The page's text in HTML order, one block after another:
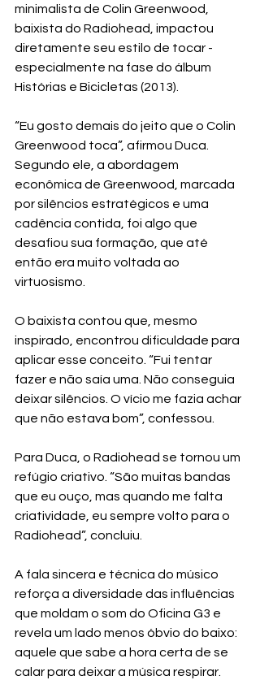
minimalista de Colin Greenwood,
baixista do Radiohead, impactou
diretamente seu estilo de tocar -
especialmente na fase do álbum
Histórias e Bicicletas (2013).
“Eu gosto demais do jeito que o Colin
Greenwood toca”, afirmou Duca.
Segundo ele, a abordagem
econômica de Greenwood, marcada
por silêncios estratégicos e uma
cadência contida, foi algo que
desafiou sua formação, que até
então era muito voltada ao
virtuosismo.
O baixista contou que, mesmo
inspirado, encontrou dificuldade para
aplicar esse conceito. “Fui tentar
fazer e não saía uma. Não conseguia
deixar silêncios. O vício me fazia achar
que não estava bom”, confessou.
Para Duca, o Radiohead se tornou um
refúgio criativo. “São muitas bandas
que eu ouço, mas quando me falta
criatividade, eu sempre volto para o
Radiohead”, concluiu.
A fala sincera e técnica do músico
reforça a diversidade das influências
que moldam o som do Oficina G3 e
revela um lado menos óbvio do baixo:
aquele que sabe a hora certa de se
calar para deixar a música respirar.